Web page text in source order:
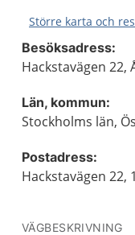
Större karta och
Besöksadress:
Hackstavägen 22,
Län, kommun:
Stockholms län,
Postadress:
Hackstavägen 22,
VÄGBESKRIVNING